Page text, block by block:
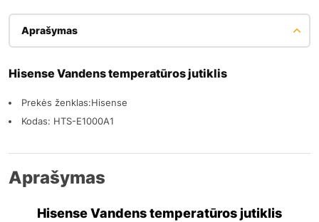
Aprašymas
Hisense Vandens temperatūros jutiklis
Prekės ženklas:Hisense
Kodas: HTS-E1000A1
Aprašymas
Hisense Vandens temperatūros jutiklis